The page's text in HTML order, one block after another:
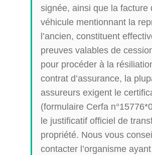
signée, ainsi que la facture
véhicule mentionnant la
l’ancien, constituent
preuves valables de
pour procéder à la
contrat d’assurance, la
assureurs exigent le
(formulaire Cerfa
le justificatif officiel de
propriété. Nous vous
contacter l’organisme